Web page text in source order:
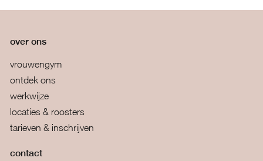
over ons
vrouwengym
ontdek ons
werkwijze
locaties & roosters
tarieven & inschrijven
contact